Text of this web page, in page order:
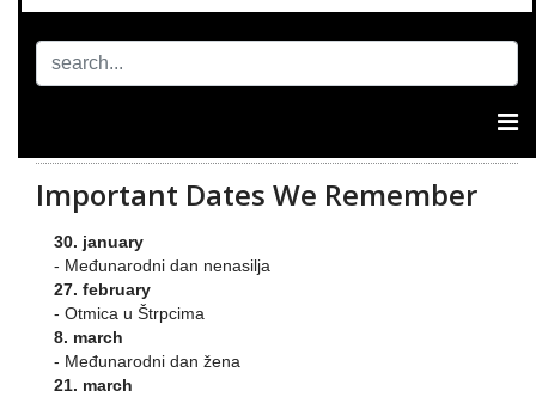
Important Dates We Remember
30. january
- Međunarodni dan nenasilja
27. february
- Otmica u Štrpcima
8. march
- Međunarodni dan žena
21. march